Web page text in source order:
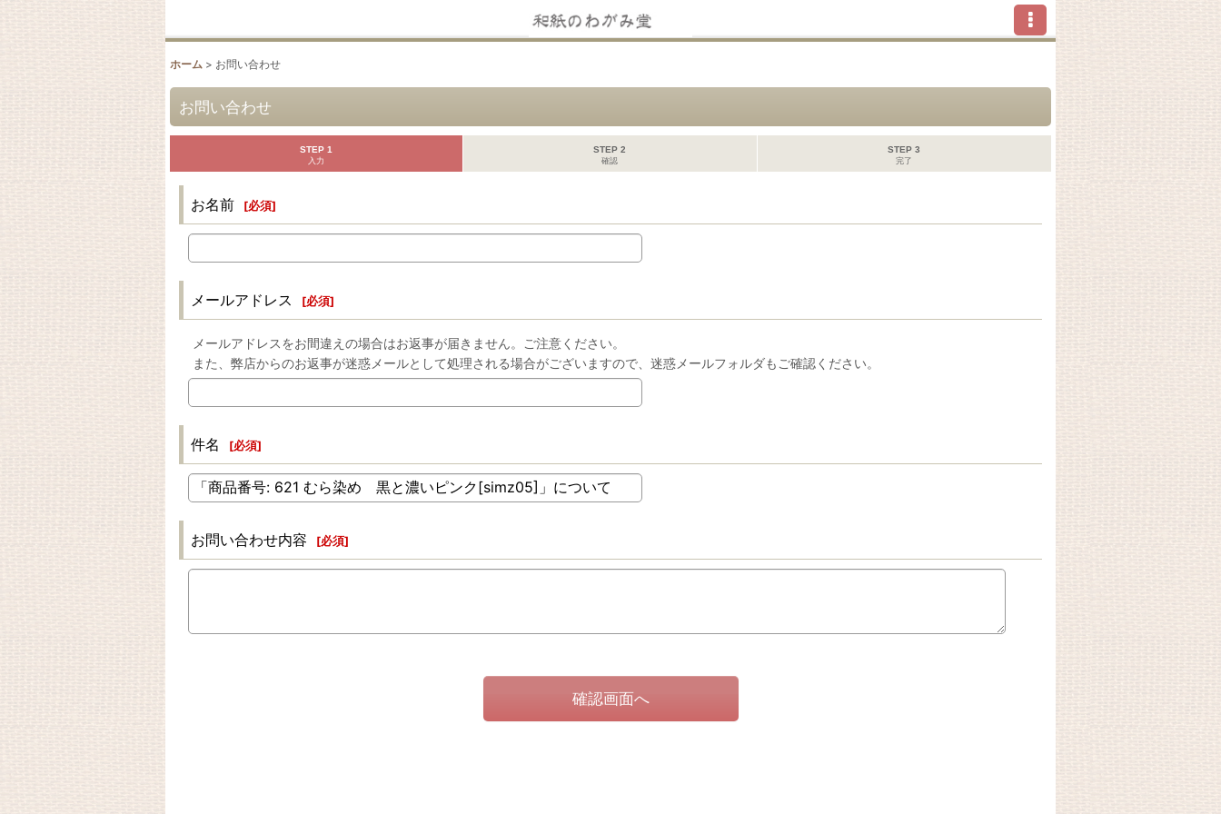
ホーム > お問い合わせ
お問い合わせ
STEP 1
入力
STEP 2
確認
STEP 3
完了
お名前 [必須]
メールアドレス [必須]
メールアドレスをお間違えの場合はお返事が届きません。ご注意ください。
また、弊店からのお返事が迷惑メールとして処理される場合がございますので、迷惑メールフォルダもご確認ください。
件名 [必須]
お問い合わせ内容 [必須]
確認画面へ